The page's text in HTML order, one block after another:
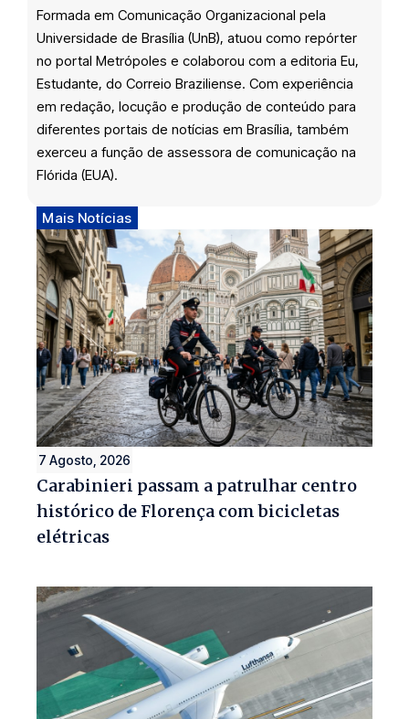
Formada em Comunicação Organizacional pela
Universidade de Brasília (UnB), atuou como repórter
no portal Metrópoles e colaborou com a editoria Eu,
Estudante, do Correio Braziliense. Com experiência
em redação, locução e produção de conteúdo para
diferentes portais de notícias em Brasília, também
exerceu a função de assessora de comunicação na
Flórida (EUA).
Mais Notícias
7 Agosto, 2026
Carabinieri passam a patrulhar centro
histórico de Florença com bicicletas
elétricas